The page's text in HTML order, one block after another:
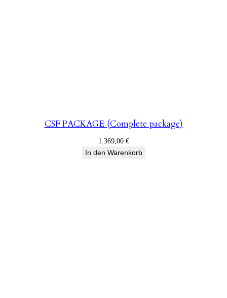
CSF PACKAGE (Complete package)
1.369,00 €
In den Warenkorb